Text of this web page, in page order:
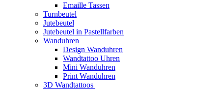
Emaille Tassen
Turnbeutel
Jutebeutel
Jutebeutel in Pastellfarben
Wanduhren
Design Wanduhren
Wandtattoo Uhren
Mini Wanduhren
Print Wanduhren
3D Wandtattoos